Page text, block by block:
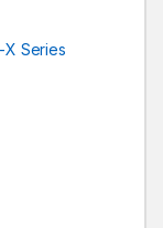
X Series